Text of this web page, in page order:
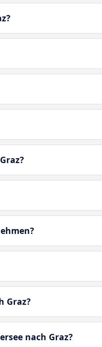
Graz?
nach Graz?